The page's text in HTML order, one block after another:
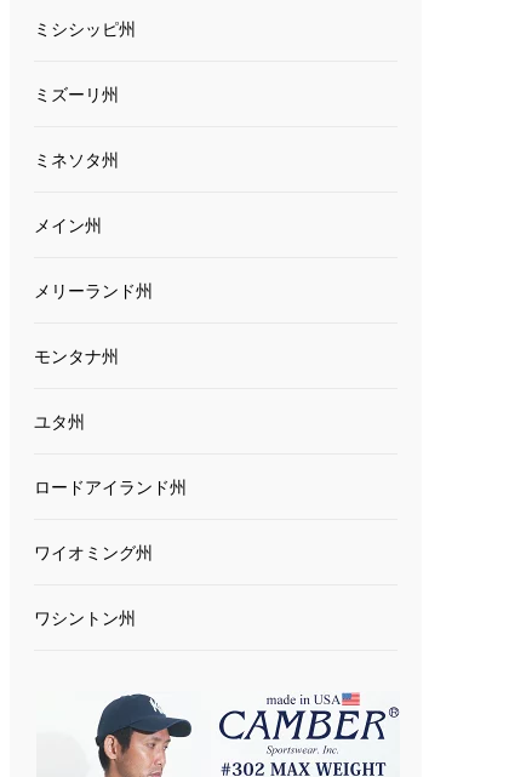
ミシシッピ州
ミズーリ州
ミネソタ州
メイン州
メリーランド州
モンタナ州
ユタ州
ロードアイランド州
ワイオミング州
ワシントン州